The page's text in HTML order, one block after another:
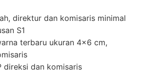
direktur dan komisaris minimal
S1
terbaru ukuran 4×6 cm,
direksi dan komisaris